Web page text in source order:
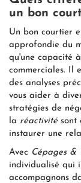
un bon
Un bon courtier
approfondie du
qu'une capacité
commerciales. Il
des analyses
vous aider à
stratégies de
la réactivitésont
instaurer une
Avec Cépages &
individualisé qui
accompagnons